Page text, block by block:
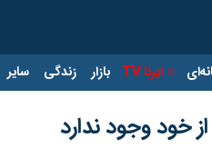
ایرنا TV بازار زندگی سایر
خود وجود ندارد